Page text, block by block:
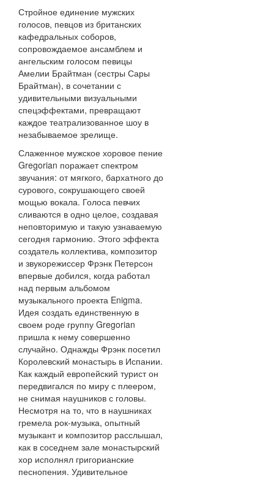
Стройное единение мужских
голосов, певцов из британских
кафедральных соборов,
сопровождаемое ансамблем и
ангельским голосом певицы
Амелии Брайтман (сестры Сары
Брайтман), в сочетании с
удивительными визуальными
спецэффектами, превращают
каждое театрализованное шоу в
незабываемое зрелище.
Слаженное мужское хоровое пение
Gregorian поражает спектром
звучания: от мягкого, бархатного до
сурового, сокрушающего своей
мощью вокала. Голоса певчих
сливаются в одно целое, создавая
неповторимую и такую узнаваемую
сегодня гармонию. Этого эффекта
создатель коллектива, композитор
и звукорежиссер Фрэнк Петерсон
впервые добился, когда работал
над первым альбомом
музыкального проекта Enigma.
Идея создать единственную в
своем роде группу Gregorian
пришла к нему совершенно
случайно. Однажды Фрэнк посетил
Королевский монастырь в Испании.
Как каждый европейский турист он
передвигался по миру с плеером,
не снимая наушников с головы.
Несмотря на то, что в наушниках
гремела рок-музыка, опытный
музыкант и композитор расслышал,
как в соседнем зале монастырский
хор исполнял григорианские
песнопения. Удивительное